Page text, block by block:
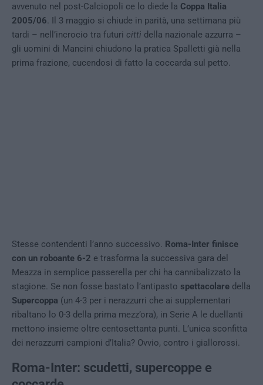
avvenuto nel post-Calciopoli ce lo diede la Coppa Italia
2005/06. Il 3 maggio si chiude in parità, una settimana più
tardi – nell’incrocio tra futuri cittì della nazionale azzurra –
gli uomini di Mancini chiudono la pratica Spalletti già nella
prima frazione, cucendosi di fatto la coccarda sul petto.
Stesse contendenti l’anno successivo. Roma-Inter finisce
con un roboante 6-2 e trasforma la successiva gara del
Meazza in semplice passerella per chi ha cannibalizzato la
stagione. Se non fosse bastato l’antipasto spettacolare della
Supercoppa (un 4-3 per i nerazzurri che ai supplementari
ribaltano lo 0-3 della prima mezz’ora), in Serie A le duellanti
mettono insieme oltre centosettanta punti. L’unica sconfitta
dei nerazzurri campioni d’Italia? Ovvio, contro i giallorossi.
Roma-Inter: scudetti, supercoppe e